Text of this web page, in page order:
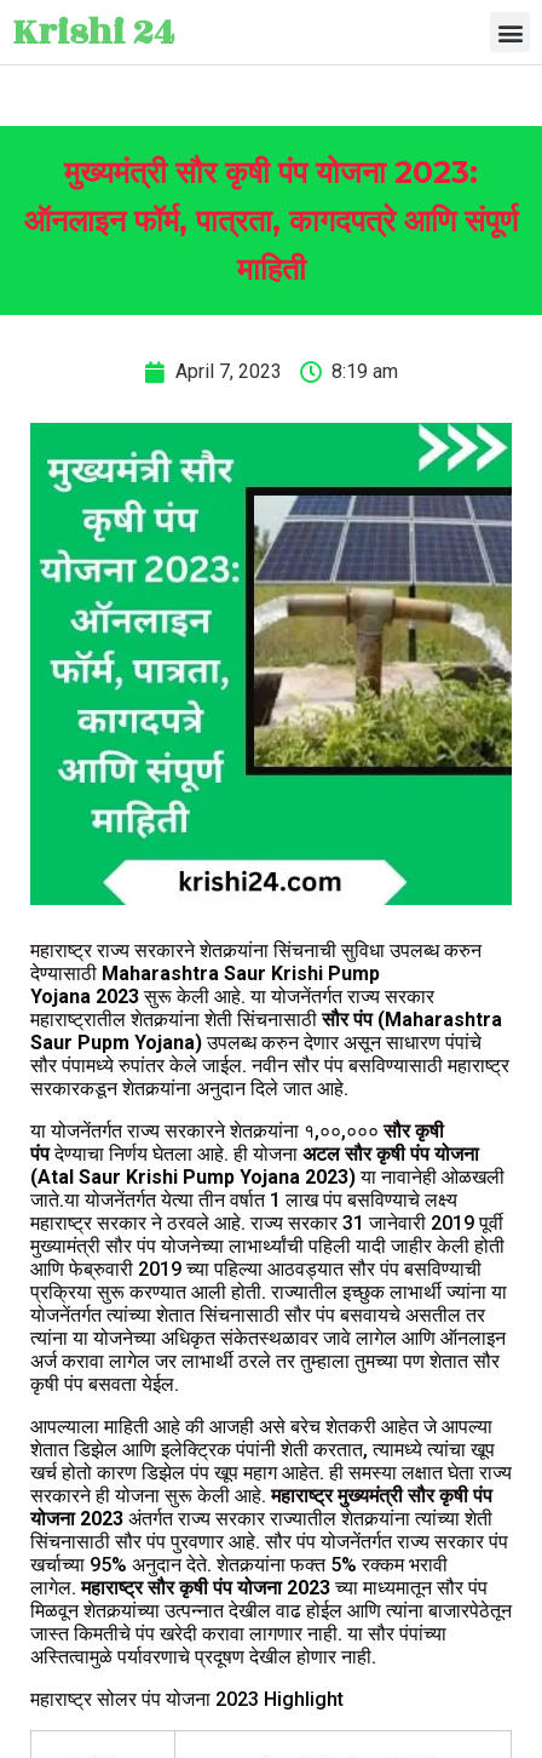
Krishi 24
मुख्यमंत्री सौर कृषी पंप योजना 2023:
ऑनलाइन फॉर्म, पात्रता, कागदपत्रे आणि संपूर्ण
माहिती
April 7, 2023 8:19 am
महाराष्ट्र राज्य सरकारने शेतकर्‍यांना सिंचनाची सुविधा उपलब्ध करुन
देण्यासाठी Maharashtra Saur Krishi Pump
Yojana 2023सुरू केली आहे. या योजनेंतर्गत राज्य सरकार
महाराष्ट्रातील शेतकर्‍यांना शेती सिंचनासाठीसौर पंप (Maharashtra
Saur Pupm Yojana)उपलब्ध करुन देणार असून साधारण पंपांचे
सौर पंपामध्ये रुपांतर केले जाईल. नवीन सौर पंप बसविण्यासाठी महाराष्ट्र
सरकारकडून शेतकर्‍यांना अनुदान दिले जात आहे.
या योजनेंतर्गत राज्य सरकारने शेतकर्‍यांना १,००,०००सौर कृषी
पंपदेण्याचा निर्णय घेतला आहे. ही योजना अटल सौर कृषी पंप योजना
(Atal Saur Krishi Pump Yojana 2023)या नावानेही ओळखली
जाते.या योजनेंतर्गत येत्या तीन वर्षात 1 लाख पंप बसविण्याचे लक्ष्य
महाराष्ट्र सरकार ने ठरवले आहे. राज्य सरकार 31 जानेवारी 2019 पूर्वी
मुख्यामंत्री सौर पंप योजनेच्या लाभार्थ्यांची पहिली यादी जाहीर केली होती
आणि फेब्रुवारी 2019 च्या पहिल्या आठवड्यात सौर पंप बसविण्याची
प्रक्रिया सुरू करण्यात आली होती. राज्यातील इच्छुक लाभार्थी ज्यांना या
योजनेंतर्गत त्यांच्या शेतात सिंचनासाठी सौर पंप बसवायचे असतील तर
त्यांना या योजनेच्या अधिकृत संकेतस्थळावर जावे लागेल आणि ऑनलाइन
अर्ज करावा लागेल जर लाभार्थी ठरले तर तुम्हाला तुमच्या पण शेतात सौर
कृषी पंप बसवता येईल.
आपल्याला माहिती आहे की आजही असे बरेच शेतकरी आहेत जे आपल्या
शेतात डिझेल आणि इलेक्ट्रिक पंपांनी शेती करतात, त्यामध्ये त्यांचा खूप
खर्च होतो कारण डिझेल पंप खूप महाग आहेत. ही समस्या लक्षात घेता राज्य
सरकारने ही योजना सुरू केली आहे.महाराष्ट्र मुख्यमंत्री सौर कृषी पंप
योजना 2023 अंतर्गत राज्य सरकार राज्यातील शेतकर्‍यांना त्यांच्या शेती
सिंचनासाठी सौर पंप पुरवणार आहे. सौर पंप योजनेंतर्गत राज्य सरकार पंप
खर्चाच्या 95% अनुदान देते. शेतकर्‍यांना फक्त 5% रक्कम भरावी
लागेल.महाराष्ट्र सौर कृषी पंप योजना 2023च्या माध्यमातून सौर पंप
मिळवून शेतकर्‍यांच्या उत्पन्नात देखील वाढ होईल आणि त्यांना बाजारपेठेतून
जास्त किमतीचे पंप खरेदी करावा लागणार नाही. या सौर पंपांच्या
अस्तित्वामुळे पर्यावरणाचे प्रदूषण देखील होणार नाही.
महाराष्ट्र सोलर पंप योजना 2023 Highlight